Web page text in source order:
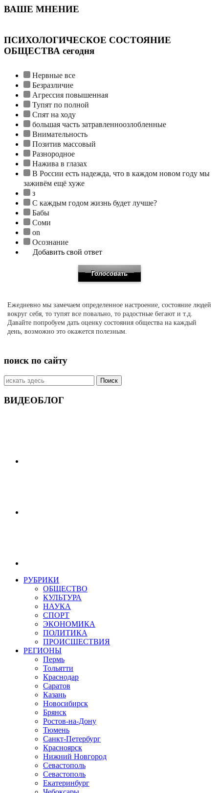
ВАШЕ МНЕНИЕ
ПСИХОЛОГИЧЕСКОЕ СОСТОЯНИЕ
ОБЩЕСТВА сегодня
Нервные все
Безразличие
Агрессия повышенная
Тупят по полной
Спят на ходу
большая часть затравленноозлобленные
Внимательность
Позитив массовый
Разнородное
Нажива в глазах
В России есть надежда, что в каждом новом году мы
заживём ещё хуже
з
С каждым годом жизнь будет лучше?
Бабы
Соми
on
Осознание
Добавить свой ответ
Ежедневно мы замечаем определенное настроение, состояние людей
вокруг себя, то тупят все повально, то радостные бегают и т.д.
Давайте попробуем дать оценку состояния общества на каждый
день, возможно это окажется полезным.
поиск по сайту
Искать:
ВИДЕОБЛОГ
РУБРИКИ
ОБЩЕСТВО
КУЛЬТУРА
НАУКА
СПОРТ
ЭКОНОМИКА
ПОЛИТИКА
ПРОИСШЕСТВИЯ
РЕГИОНЫ
Пермь
Тольятти
Краснодар
Саратов
Казань
Новосибирск
Брянск
Ростов-на-Дону
Тюмень
Санкт-Петербург
Красноярск
Нижний Новгород
Севастополь
Севастополь
Екатеринбург